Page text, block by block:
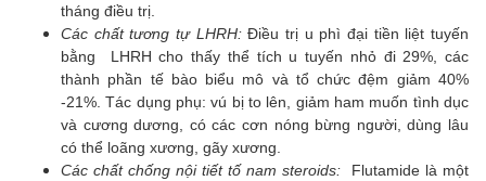
tháng điều trị.
Các chất tương tự LHRH:Điều trị u phì đại tiền liệt tuyến
bằng LHRH cho thấy thể tích u tuyến nhỏ đi 29%, các
thành phần tế bào biểu mô và tổ chức đệm giảm 40%
-21%. Tác dụng phụ: vú bị to lên, giảm ham muốn tình dục
và cương dương, có các cơn nóng bừng người, dùng lâu
có thể loãng xương, gãy xương.
Các chất chống nội tiết tố nam steroids: Flutamide là một